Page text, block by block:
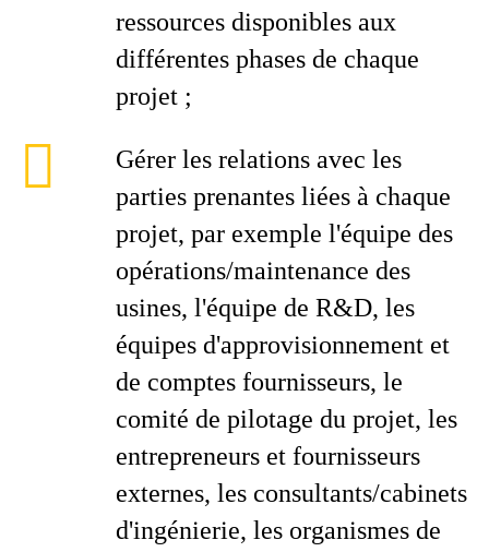
ressources disponibles aux
différentes phases de chaque
projet ;
Gérer les relations avec les
parties prenantes liées à chaque
projet, par exemple l'équipe des
opérations/maintenance des
usines, l'équipe de R&D, les
équipes d'approvisionnement et
de comptes fournisseurs, le
comité de pilotage du projet, les
entrepreneurs et fournisseurs
externes, les consultants/cabinets
d'ingénierie, les organismes de